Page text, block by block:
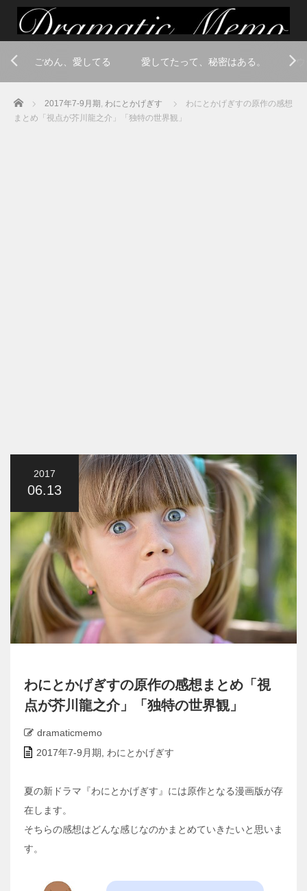
ごめん、愛してる 愛してたって、秘密はある。
Home 2017年7-9月期 , わにとかげぎす
わにとかげぎすの原作の感想
まとめ「視点が芥川龍之介」「独特の世界観」
2017
06.13
わにとかげぎすの原作の感想まとめ「視
点が芥川龍之介」「独特の世界観」
dramaticmemo
2017年7-9月期
わにとかげぎす
夏の新ドラマ『わにとかげぎす』には原作となる漫画版が存
在します。
そちらの感想はどんな感じなのかまとめていきたいと思いま
す。